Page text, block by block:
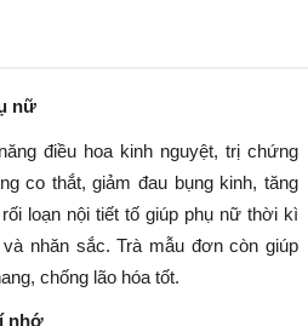
nữ
điều hoa kinh nguyệt, trị chứng
co thắt, giảm đau bụng kinh, tăng
loạn nội tiết tố giúp phụ nữ thời kì
nhăn sắc. Trà mẫu đơn còn giúp
chống lão hóa tốt.
nhớ